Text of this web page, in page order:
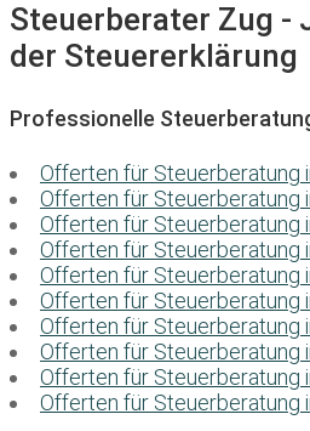
Steuerberater Zug -
der Steuererklärung
Professionelle
Offerten für Steuerberatung
Offerten für Steuerberatung
Offerten für Steuerberatung
Offerten für Steuerberatung
Offerten für Steuerberatung
Offerten für Steuerberatung
Offerten für Steuerberatung
Offerten für Steuerberatung
Offerten für Steuerberatung
Offerten für Steuerberatung